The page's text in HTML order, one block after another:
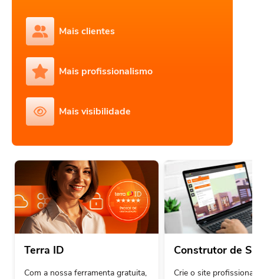
Mais clientes
Mais profissionalismo
Mais visibilidade
Terra ID
Com a nossa ferramenta gratuita,
Construtor de
Crie o site profissional